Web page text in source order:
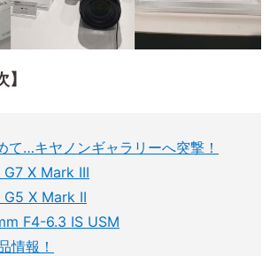
て…キヤノンギャラリーへ突撃！
X Mark III
X Mark II
F4-6.3 IS USM
情報！